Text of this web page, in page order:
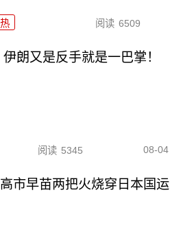
阅读 6509
朗又是反手就是一巴掌！
阅读 5345 08-04
市早苗两把火烧穿日本国运